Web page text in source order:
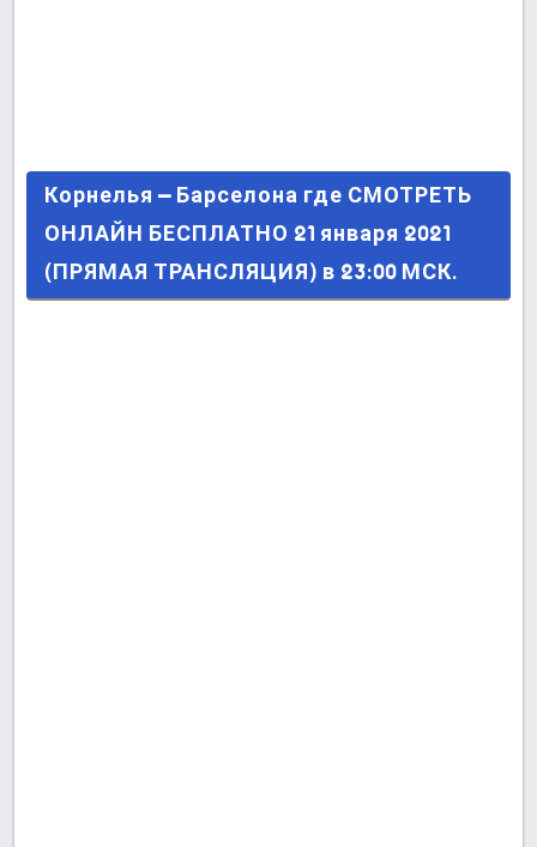
Корнелья – Барселона где СМОТРЕТЬ ОНЛАЙН
БЕСПЛАТНО 21 января 2021 (ПРЯМАЯ
ТРАНСЛЯЦИЯ) в 23:00 МСК.
Корнелья – Барселона где СМОТРЕТЬ
ОНЛАЙН БЕСПЛАТНО 21 января 2021
(ПРЯМАЯ ТРАНСЛЯЦИЯ) в 23:00 МСК.